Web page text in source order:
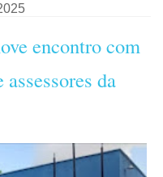
encontro com
da